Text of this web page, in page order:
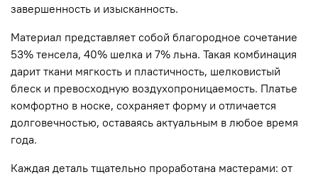
завершенность и изысканность.
Материал представляет собой благородное сочетание
53% тенсела, 40% шелка и 7% льна. Такая комбинация
дарит ткани мягкость и пластичность, шелковистый
блеск и превосходную воздухопроницаемость. Платье
комфортно в носке, сохраняет форму и отличается
долговечностью, оставаясь актуальным в любое время
года.
Каждая деталь тщательно проработана мастерами: от